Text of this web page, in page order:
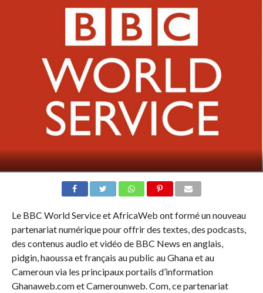
Le BBC World Service et AfricaWeb ont formé un nouveau
partenariat numérique pour offrir des textes, des podcasts,
des contenus audio et vidéo de BBC News en anglais,
pidgin, haoussa et français au public au Ghana et au
Cameroun via les principaux portails d’information
Ghanaweb.com et Camerounweb. Com, ce partenariat